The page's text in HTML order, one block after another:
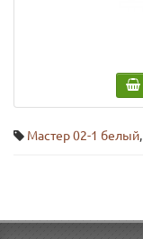
Мастер 02-1 белый,